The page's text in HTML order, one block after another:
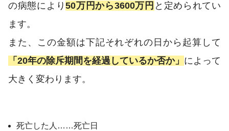
の病態により50万円から3600万円 と定められてい
ます。
また、この金額は下記それぞれの日から起算して
「20年の除斥期間を経過しているか否か」 によって
大きく変わります。
死亡した人……死亡日